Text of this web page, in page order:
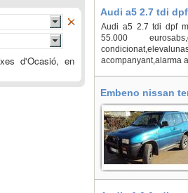
Audi a5 2.7 tdi
Audi a5 2.7 tdi dpf
55.000
acompanyant,alarma
Embeno nissan
d'Ocasió, en